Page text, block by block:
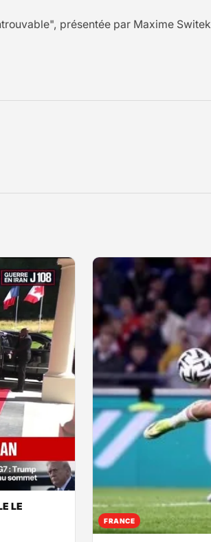
présentée par Maxime
LE
FRANCE